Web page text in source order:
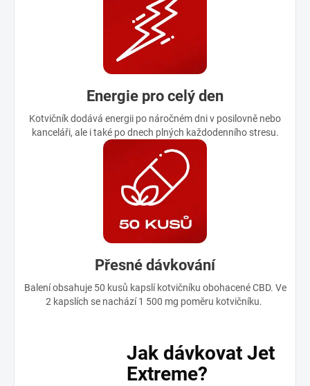
Energie pro celý den
Kotvičník dodává energii po náročném dni v posilovně nebo
kanceláři, ale i také po dnech plných každodenního stresu.
Přesné dávkování
Balení obsahuje 50 kusů kapslí kotvičníku obohacené CBD. Ve
2 kapslích se nachází 1 500 mg poměru kotvičníku.
Jak dávkovat Jet
Extreme?